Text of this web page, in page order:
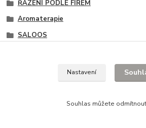
ŘAZENÍ PODLE FIREM
Aromaterapie
SALOOS
Osvěžovače vzduchu
Nastavení
Souhlas můžete odmítnout